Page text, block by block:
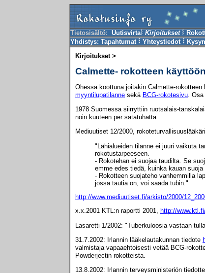
Tietosisältö: Uutisvirta Kirjoitukset
Yhdistys: Tapahtumat Yhteystiedot
Kirjoitukset >
Calmette- rokotteen
Ohessa koottuna joitakin Calmette-
myyntilupatilanne sekä BCG-rokotesivu .
1978 Suomessa siirryttiin ruotsalais-
noin kuuteen per satatuhatta.
Mediuutiset 12/2000,
"Lähialueiden tilanne ei juuri vaikuta
rokotustarpeeseen.
- Rokotehan ei suojaa taudilta. Se
emme edes tiedä, kuinka kauan
- Rokotteen suojateho vanhemmilla
jossa tautia on, voi saada tubin."
http://www.mediuutiset.fi/arkisto/2000/
x.x.2001 KTL:n raportti 2001, http://
Lasaretti 1/2002: "Tuberkuloosia vastaan
31.7.2002: Irlannin lääkelautakunnan tiedote
valmistaja vapaaehtoisesti vetää BCG-
Powderjectin rokotteista.
13.8.2002: Irlannin terveysministeriön